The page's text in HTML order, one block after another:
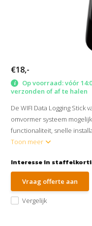
€18,-
Op voorraad: vóór
verzonden of af te halen
De WIFI Data Logging Stick
omvormer systeem
functionaliteit, snelle
Toon meer
Interesse in
Vraag offerte aan
Vergelijk